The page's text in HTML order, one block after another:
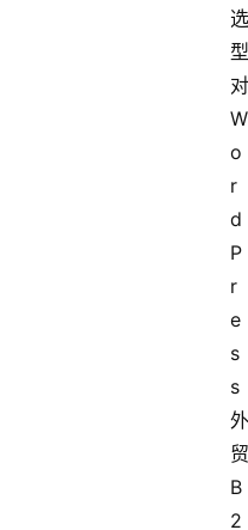
选
型
对
W
o
r
d
P
r
e
s
s
外
贸
B
2